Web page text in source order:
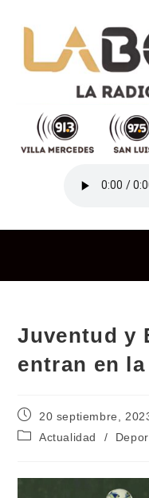
Juventud y
entran en
20 septiembre,
Actualidad
/